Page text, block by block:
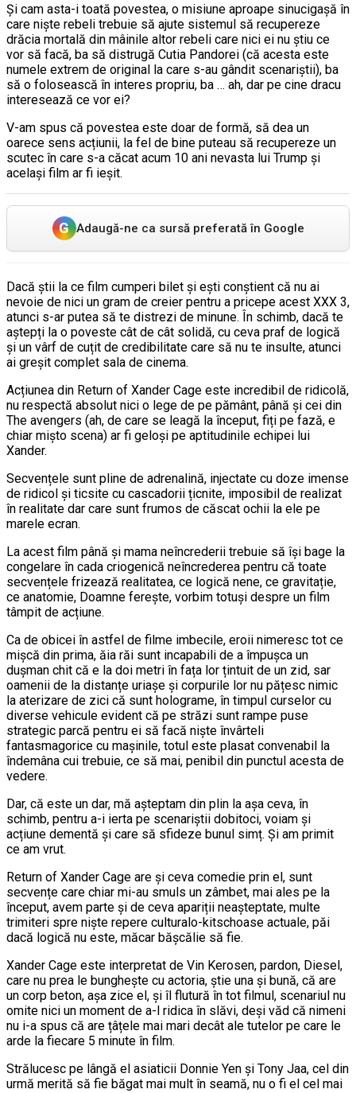
Și cam asta-i toată povestea, o misiune aproape sinucigașă în
care niște rebeli trebuie să ajute sistemul să recupereze
drăcia mortală din mâinile altor rebeli care nici ei nu știu ce
vor să facă, ba să distrugă Cutia Pandorei (că acesta este
numele extrem de original la care s-au gândit scenariștii), ba
să o folosească în interes propriu, ba … ah, dar pe cine dracu
interesează ce vor ei?
V-am spus că povestea este doar de formă, să dea un
oarece sens acțiunii, la fel de bine puteau să recupereze un
scutec în care s-a căcat acum 10 ani nevasta lui Trump și
același film ar fi ieșit.
G Adaugă-ne ca sursă preferată în Google
Dacă știi la ce film cumperi bilet și ești conștient că nu ai
nevoie de nici un gram de creier pentru a pricepe acest XXX 3,
atunci s-ar putea să te distrezi de minune. În schimb, dacă te
aștepți la o poveste cât de cât solidă, cu ceva praf de logică
și un vârf de cuțit de credibilitate care să nu te insulte, atunci
ai greșit complet sala de cinema.
Acțiunea din Return of Xander Cage este incredibil de ridicolă,
nu respectă absolut nici o lege de pe pământ, până și cei din
The avengers (ah, de care se leagă la început, fiți pe fază, e
chiar mișto scena) ar fi geloși pe aptitudinile echipei lui
Xander.
Secvențele sunt pline de adrenalină, injectate cu doze imense
de ridicol și ticsite cu cascadorii țicnite, imposibil de realizat
în realitate dar care sunt frumos de căscat ochii la ele pe
marele ecran.
La acest film până și mama neîncrederii trebuie să își bage la
congelare în cada criogenică neîncrederea pentru că toate
secvențele frizează realitatea, ce logică nene, ce gravitație,
ce anatomie, Doamne ferește, vorbim totuși despre un film
tâmpit de acțiune.
Ca de obicei în astfel de filme imbecile, eroii nimeresc tot ce
mișcă din prima, ăia răi sunt incapabili de a împușca un
dușman chit că e la doi metri în fața lor țintuit de un zid, sar
oamenii de la distanțe uriașe și corpurile lor nu pățesc nimic
la aterizare de zici că sunt holograme, în timpul curselor cu
diverse vehicule evident că pe străzi sunt rampe puse
strategic parcă pentru ei să facă niște învârteli
fantasmagorice cu mașinile, totul este plasat convenabil la
îndemâna cui trebuie, ce să mai, penibil din punctul acesta de
vedere.
Dar, că este un dar, mă așteptam din plin la așa ceva, în
schimb, pentru a-i ierta pe scenariștii dobitoci, voiam și
acțiune dementă și care să sfideze bunul simț. Și am primit
ce am vrut.
Return of Xander Cage are și ceva comedie prin el, sunt
secvențe care chiar mi-au smuls un zâmbet, mai ales pe la
început, avem parte și de ceva apariții neașteptate, multe
trimiteri spre niște repere culturalo-kitschoase actuale, păi
dacă logică nu este, măcar bășcălie să fie.
Xander Cage este interpretat de Vin Kerosen, pardon, Diesel,
care nu prea le bunghește cu actoria, știe una și bună, că are
un corp beton, așa zice el, și îl flutură în tot filmul, scenariul nu
omite nici un moment de a-l ridica în slăvi, deși văd că nimeni
nu i-a spus că are țâțele mai mari decât ale tutelor pe care le
arde la fiecare 5 minute în film.
Strălucesc pe lângă el asiaticii Donnie Yen și Tony Jaa, cel din
urmă merită să fie băgat mai mult în seamă, nu o fi el cel mai